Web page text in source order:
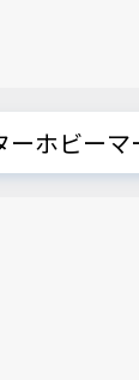
ーホビーマ